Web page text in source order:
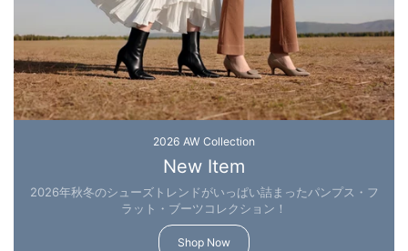
2026 AW Collection
New Item
2026年秋冬のシューズトレンドがいっぱい詰まったパンプス・フ
ラット・ブーツコレクション！
Shop Now